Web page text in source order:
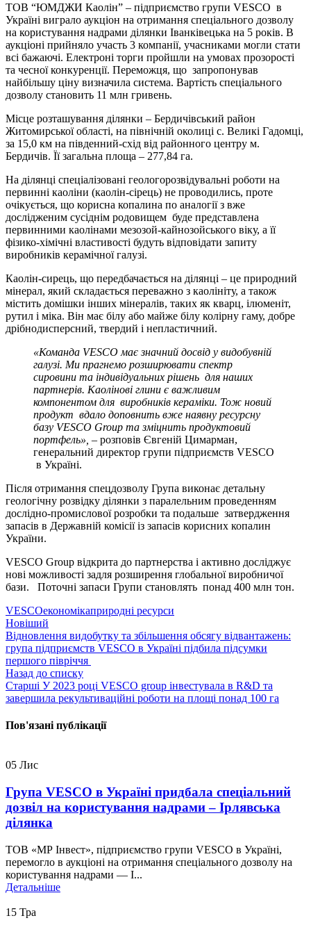
ТОВ “ЮМДЖИ Каолін” – підприємство групи VESCO в
Україні виграло аукціон на отримання спеціального дозволу
на користування надрами ділянки Іванківецька на 5 років. В
аукціоні прийняло участь 3 компанії, учасниками могли стати
всі бажаючі. Електроні торги пройшли на умовах прозорості
та чесної конкуренції. Переможця, що запропонував
найбільшу ціну визначила система. Вартість спеціального
дозволу становить 11 млн гривень.
Місце розташування ділянки – Бердичівський район
Житомирської області, на північній околиці с. Великі Гадомці,
за 15,0 км на південний-схід від районного центру м.
Бердичів. Її загальна площа – 277,84 га.
На ділянці спеціалізовані геологорозвідувальні роботи на
первинні каоліни (каолін-сірець) не проводились, проте
очікується, що корисна копалина по аналогії з вже
дослідженим сусіднім родовищем буде представлена
первинними каолінами мезозой-кайнозойського віку, а її
фізико-хімічні властивості будуть відповідати запиту
виробників керамічної галузі.
Каолін-сирець, що передбачається на ділянці – це природний
мінерал, який складається переважно з каолініту, а також
містить домішки інших мінералів, таких як кварц, ілюменіт,
рутил і міка. Він має білу або майже білу колірну гаму, добре
дрібнодисперсний, твердий і непластичний.
«Команда VESCO має значний досвід у видобувній
галузі. Ми прагнемо розширювати спектр
сировини та індивідуальних рішень для наших
партнерів. Каолінові глини є важливим
компонентом для виробників кераміки. Тож новий
продукт вдало доповнить вже наявну ресурсну
базу VESCO Group та зміцнить продуктовий
портфель», – розповів Євгеній Цимарман,
генеральний директор групи підприємств VESCO
в Україні.
Після отримання спецдозволу Група виконає детальну
геологічну розвідку ділянки з паралельним проведенням
дослідно-промислової розробки та подальше затвердження
запасів в Державній комісії із запасів корисних копалин
України.
VESCO Group відкрита до партнерства і активно досліджує
нові можливості задля розширення глобальної виробничої
бази. Поточні запаси Групи становлять понад 400 млн тон.
VESCOекономікаприродні ресурси
Новіший
Відновлення видобутку та збільшення обсягу відвантажень:
група підприємств VESCO в Україні підбила підсумки
першого півріччя
Назад до списку
Старші У 2023 році VESCO group інвестувала в R&D та
завершила рекультиваційні роботи на площі понад 100 га
Пов'язані публікації
05 Лис
Група VESCO в Україні придбала спеціальний
дозвіл на користування надрами – Ірлявська
ділянка
ТОВ «МР Інвест», підприємство групи VESCO в Україні,
перемогло в аукціоні на отримання спеціального дозволу на
користування надрами — І...
Детальніше
15 Тра